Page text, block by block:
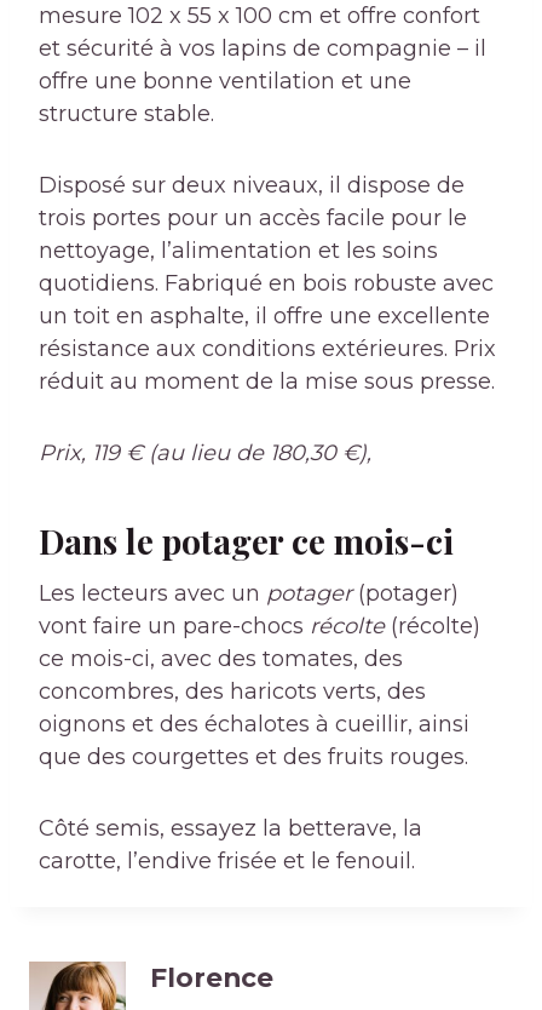
mesure 102 x 55 x 100 cm et offre confort
et sécurité à vos lapins de compagnie – il
offre une bonne ventilation et une
structure stable.
Disposé sur deux niveaux, il dispose de
trois portes pour un accès facile pour le
nettoyage, l’alimentation et les soins
quotidiens. Fabriqué en bois robuste avec
un toit en asphalte, il offre une excellente
résistance aux conditions extérieures. Prix ​​
réduit au moment de la mise sous presse.
Prix, 119 € (au lieu de 180,30 €),
Dans le potagerce mois-ci
Les lecteurs avec un potager(potager)
vont faire un pare-chocs récolte(récolte)
ce mois-ci, avec des tomates, des
concombres, des haricots verts, des
oignons et des échalotes à cueillir, ainsi
que des courgettes et des fruits rouges.
Côté semis, essayez la betterave, la
carotte, l’endive frisée et le fenouil.
Florence